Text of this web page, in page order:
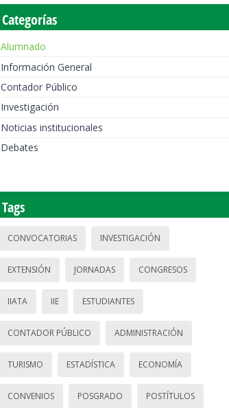
Categorías
Alumnado
Información General
Contador Público
Investigación
Noticias institucionales
Debates
Tags
CONVOCATORIAS INVESTIGACIÓN
EXTENSIÓN JORNADAS CONGRESOS
IIATA IIE ESTUDIANTES
CONTADOR PÚBLICO ADMINISTRACIÓN
TURISMO ESTADÍSTICA ECONOMÍA
CONVENIOS POSGRADO POSTÍTULOS